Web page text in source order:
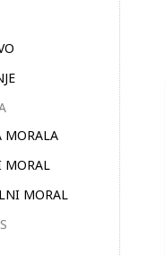
MORALA
MORAL
MORAL